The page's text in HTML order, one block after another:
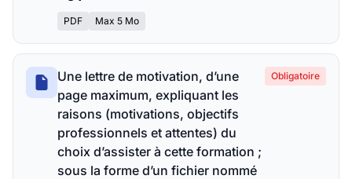
PDF Max 5 Mo
Une lettre de motivation, d’une
page maximum, expliquant les
raisons (motivations, objectifs
professionnels et attentes) du
choix d’assister à cette formation ;
sous la forme d’un fichier nommé
Obligatoire